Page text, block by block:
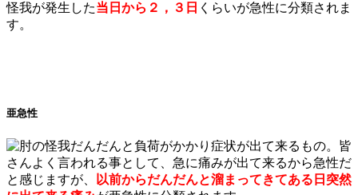
怪我が発生した当日から２，３日 くらいが急性に分類されま
す。
亜急性
だんだんと負荷がかかり症状が出て来るもの。皆
さんよく言われる事として、急に痛みが出て来るから急性だ
と感じますが、
以前からだんだんと溜まってきてある日突然